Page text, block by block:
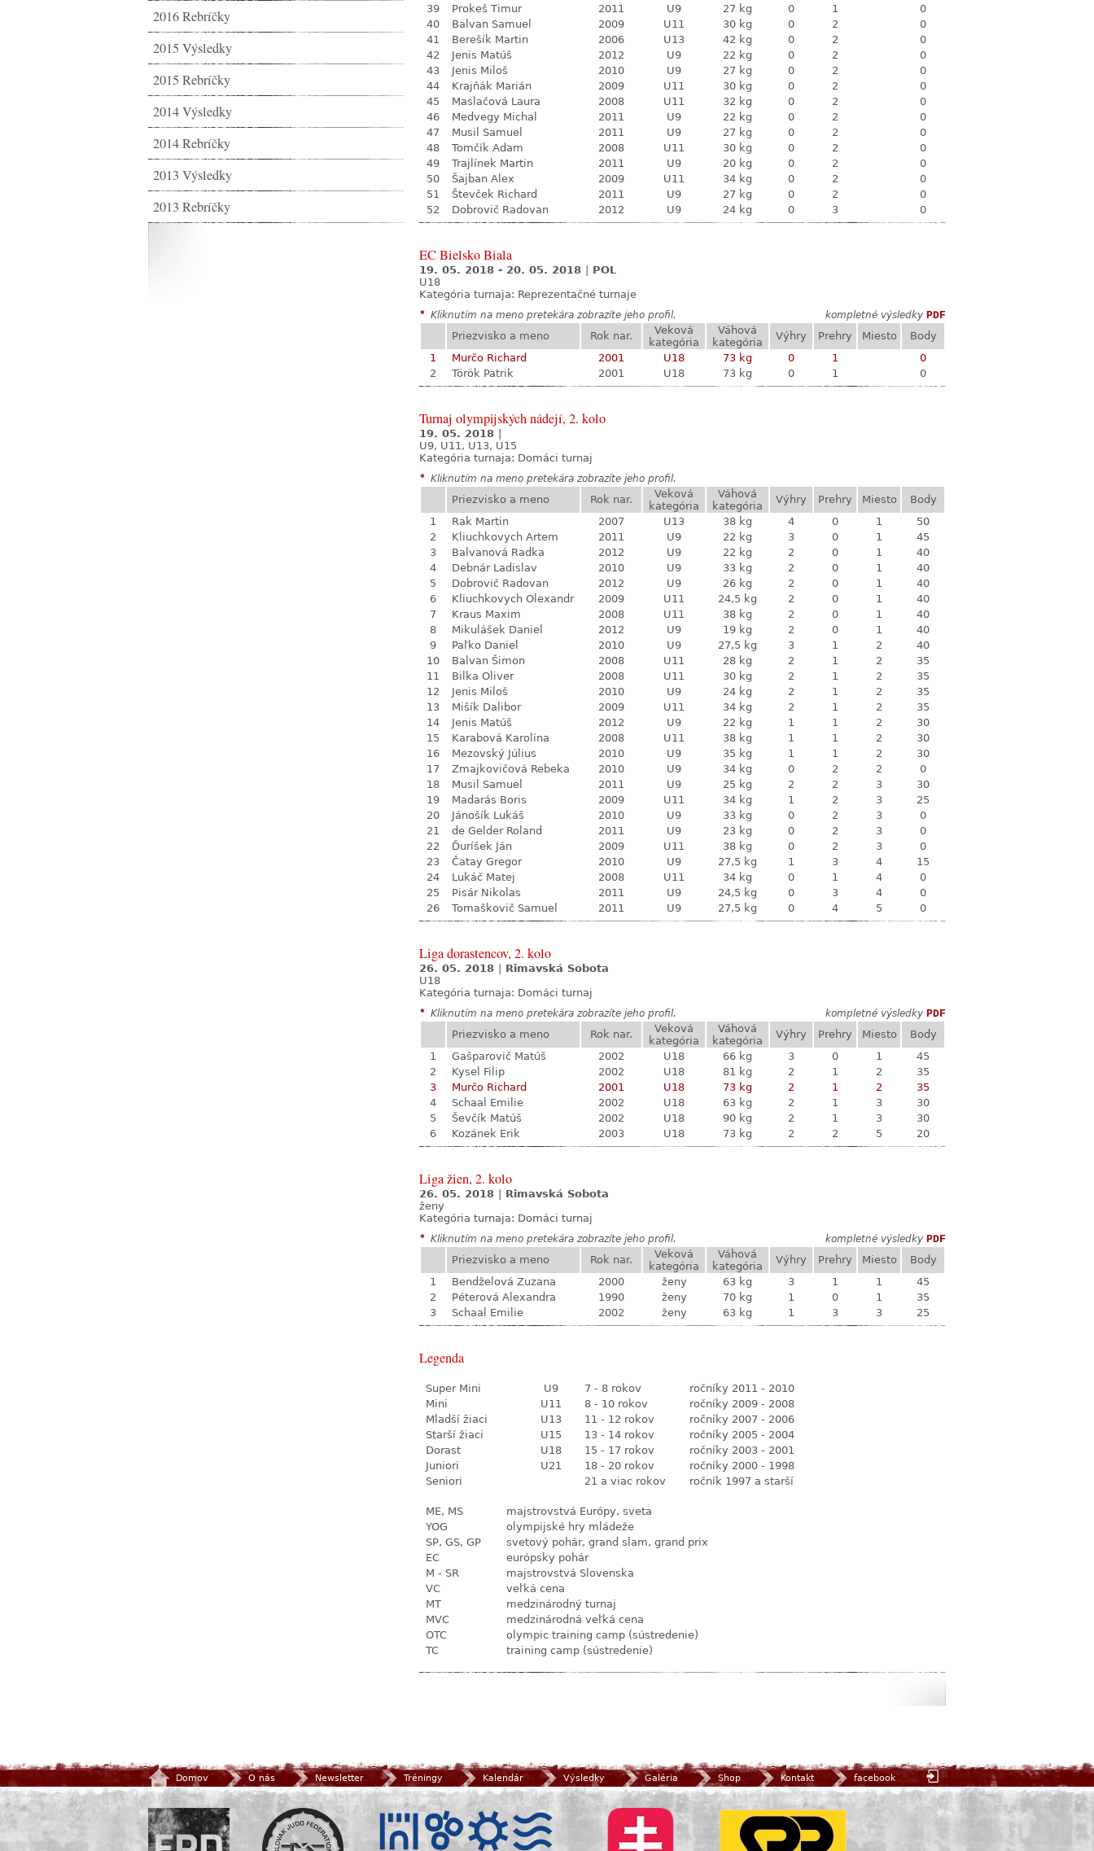
2016 Rebríčky
2015 Výsledky
2015 Rebríčky
2014 Výsledky
2014 Rebríčky
2013 Výsledky
2013 Rebríčky
39
Prokeš Timur 2011 U9 27 kg 0 1
0
40
Balvan Samuel 2009 U11 30 kg 0 2
0
41
Berešík Martin 2006 U13 42 kg 0 2
0
42
Jenis Matúš 2012 U9 22 kg 0 2
0
43
Jenis Miloš 2010 U9 27 kg 0 2
0
44
Krajňák Marián 2009 U11 30 kg 0 2
0
45
Maslačová Laura 2008 U11 32 kg 0 2
0
46
Medvegy Michal 2011 U9 22 kg 0 2
0
47
Musil Samuel 2011 U9 27 kg 0 2
0
48
Tomčík Adam 2008 U11 30 kg 0 2
0
49
Trajlínek Martin 2011 U9 20 kg 0 2
0
50
Šajban Alex 2009 U11 34 kg 0 2
0
51
Števček Richard 2011 U9 27 kg 0 2
0
52
Dobrovič Radovan 2012 U9 24 kg 0 3 0
EC Bielsko Biala
19. 05. 2018 - 20. 05. 2018
POL
U18
Kategória turnaja: Reprezentačné turnaje
* Kliknutím na meno pretekára zobrazíte jeho profil. kompletné výsledky PDF
Priezvisko a meno
Rok nar.
Veková
kategória
Váhová
kategória
Výhry Prehry Miesto
Body
1
Murčo Richard 2001 U18 73 kg 0 1
0
2
Török Patrik 2001 U18 73 kg 0 1 0
Turnaj olympijských nádejí, 2. kolo
19. 05. 2018
U9, U11, U13, U15
Kategória turnaja: Domáci turnaj
* Kliknutím na meno pretekára zobrazíte jeho profil.
Priezvisko a meno Rok nar.
Veková
kategória
Váhová
kategória
Výhry Prehry Miesto
Body
1
Rak Martin 2007 U13 38 kg 4 0 1
50
2
Kliuchkovych Artem 2011 U9 22 kg 3 0 1
45
3
Balvanová Radka 2012 U9 22 kg 2 0 1
40
4
Debnár Ladislav 2010 U9 33 kg 2 0 1
40
5
Dobrovič Radovan 2012 U9 26 kg 2 0 1
40
6
Kliuchkovych Olexandr 2009 U11 24,5 kg 2 0 1
40
7
Kraus Maxim 2008 U11 38 kg 2 0 1
40
8
Mikulášek Daniel 2012 U9 19 kg 2 0 1
40
9
Paľko Daniel 2010 U9 27,5 kg 3 1 2
40
10
Balvan Šimon 2008 U11 28 kg 2 1 2
35
11
Bilka Oliver 2008 U11 30 kg 2 1 2
35
12
Jenis Miloš 2010 U9 24 kg 2 1 2
35
13
Mišík Dalibor 2009 U11 34 kg 2 1 2
35
14
Jenis Matúš 2012 U9 22 kg 1 1 2
30
15
Karabová Karolína 2008 U11 38 kg 1 1 2
30
16
Mezovský Július 2010 U9 35 kg 1 1 2
30
17
Zmajkovičová Rebeka 2010 U9 34 kg 0 2 2
0
18
Musil Samuel 2011 U9 25 kg 2 2 3
30
19
Madarás Boris 2009 U11 34 kg 1 2 3
25
20
Jánošík Lukáš 2010 U9 33 kg 0 2 3
0
21
de Gelder Roland 2011 U9 23 kg 0 2 3
0
22
Ďuríšek Ján 2009 U11 38 kg 0 2 3
0
23
Čatay Gregor 2010 U9 27,5 kg 1 3 4
15
24
Lukáč Matej 2008 U11 34 kg 0 1 4
0
25
Pisár Nikolas 2011 U9 24,5 kg 0 3 4
0
26
Tomaškovič Samuel 2011 U9 27,5 kg 0 4 5 0
Liga dorastencov, 2. kolo
26. 05. 2018
Rimavská Sobota
U18
Kategória turnaja: Domáci turnaj
* Kliknutím na meno pretekára zobrazíte jeho profil. kompletné výsledky PDF
Priezvisko a meno
Rok nar.
Veková
kategória
Váhová
kategória
Výhry Prehry Miesto
Body
1
Gašparovič Matúš 2002 U18 66 kg 3 0 1
45
2
Kysel Filip 2002 U18 81 kg 2 1 2
35
3
Murčo Richard 2001 U18 73 kg 2 1 2
35
4
Schaal Emilie 2002 U18 63 kg 2 1 3
30
5
Ševčík Matúš 2002 U18 90 kg 2 1 3
30
6
Kozánek Erik 2003 U18 73 kg 2 2 5 20
Liga žien, 2. kolo
26. 05. 2018
Rimavská Sobota
ženy
Kategória turnaja: Domáci turnaj
* Kliknutím na meno pretekára zobrazíte jeho profil. kompletné výsledky PDF
Priezvisko a meno
Rok nar.
Veková
kategória
Váhová
kategória
Výhry Prehry Miesto
Body
1
Bendželová Zuzana 2000 ženy 63 kg 3 1 1
45
2
Péterová Alexandra 1990 ženy 70 kg 1 0 1
35
3
Schaal Emilie 2002 ženy 63 kg 1 3 3 25
Legenda
Super Mini U9 7 - 8 rokov
ročníky 2011 - 2010
Mini
U11 8 - 10 rokov
ročníky 2009 - 2008
Mladší žiaci
U13 11 - 12 rokov
ročníky 2007 - 2006
Starší žiaci
U15 13 - 14 rokov
ročníky 2005 - 2004
Dorast
U18 15 - 17 rokov
ročníky 2003 - 2001
Juniori
U21 18 - 20 rokov
ročníky 2000 - 1998
Seniori
21 a viac rokov ročník 1997 a starší
ME, MS
majstrovstvá Európy, sveta
YOG
olympijské hry mládeže
SP, GS, GP
svetový pohár, grand slam, grand prix
EC
európsky pohár
M - SR
majstrovstvá Slovenska
VC
veľká cena
MT
medzinárodný turnaj
MVC
medzinárodná veľká cena
OTC
olympic training camp (sústredenie)
TC
training camp (sústredenie)
Domov O nás Newsletter Tréningy Kalendár Výsledky Galéria Shop Kontakt facebook